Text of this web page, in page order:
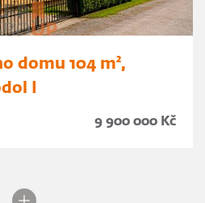
domu 104 m²,
I
9 900 000 Kč